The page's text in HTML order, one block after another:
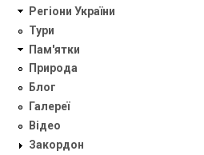
Регіони України
Тури
Пам'ятки
Природа
Блог
Галереї
Відео
Закордон